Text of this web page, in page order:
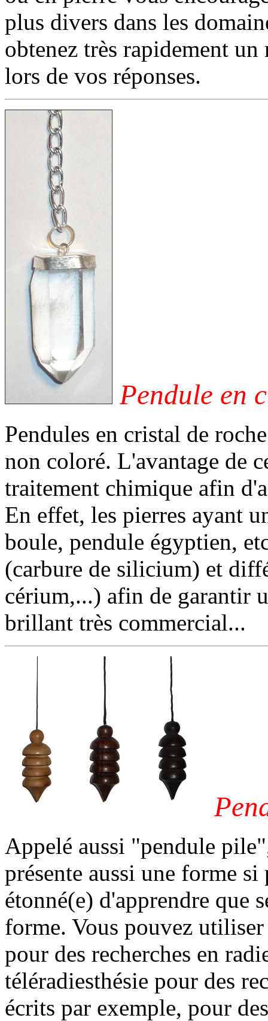
plus divers dans les
obtenez très rapidement
lors de vos réponses.
Pendule en
Pendules en cristal de
non coloré. L'avantage de
traitement chimique afin
En effet, les pierres ayant
boule, pendule égyptien,
(carbure de silicium) et
cérium,...) afin de garantir
brillant très commercial...
Appelé aussi "pendule
présente aussi une forme
étonné(e) d'apprendre que
forme. Vous pouvez
pour des recherches en
téléradiesthésie pour des
écrits par exemple, pour